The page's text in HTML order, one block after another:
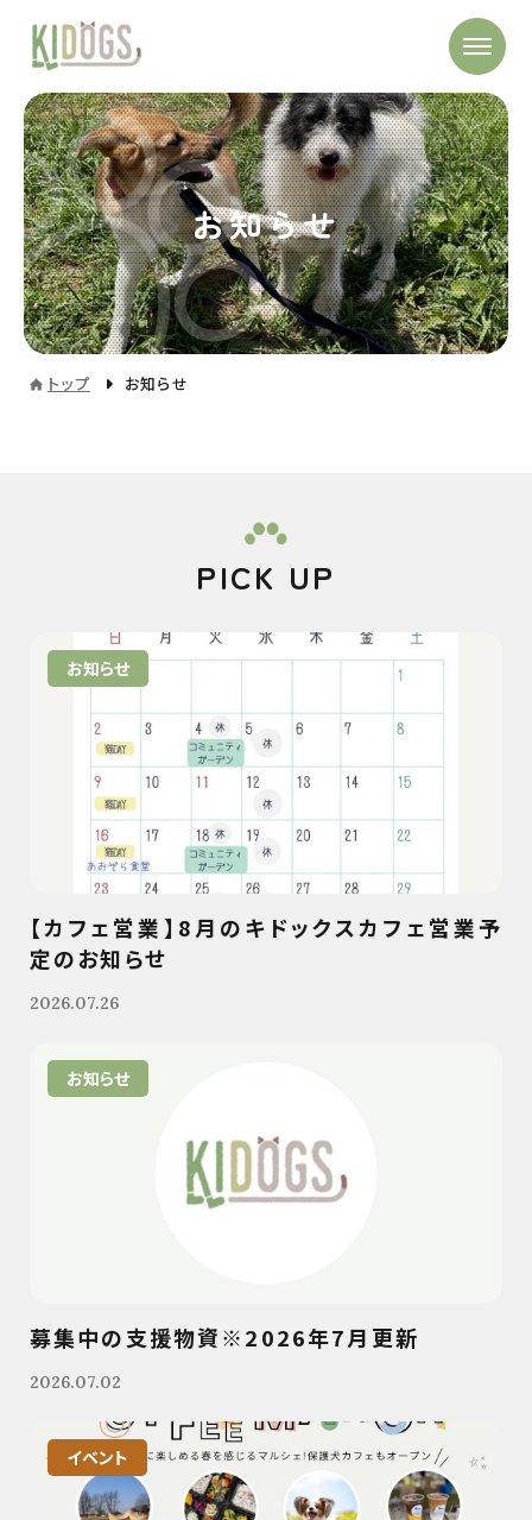
お知らせ
トップ お知らせ
PICK UP
お知らせ
【カフェ営業】8月のキドックスカフェ営業予
定のお知らせ
2026.07.26
お知らせ
募集中の支援物資※2026年7月更新
2026.07.02
イベント